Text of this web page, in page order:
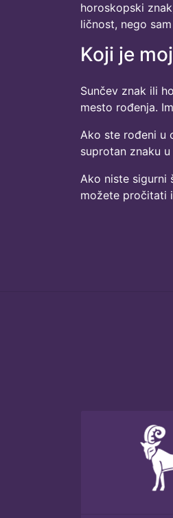
horoskopski
ličnost, nego
Koji je
Sunčev znak ili
mesto rođenja.
Ako ste rođeni u
suprotan znaku
Ako niste sigurni
možete pročitati